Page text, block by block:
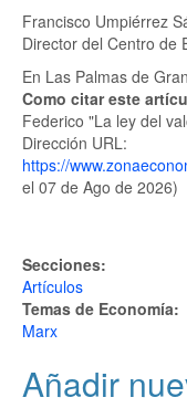
Francisco Umpiérrez
Director del Centro de
En Las Palmas de
Como citar este
Federico "La ley del
Dirección URL:
https://
el 07 de Ago de 2026)
Secciones:
Artículos
Temas de Economía:
Marx
Añadir